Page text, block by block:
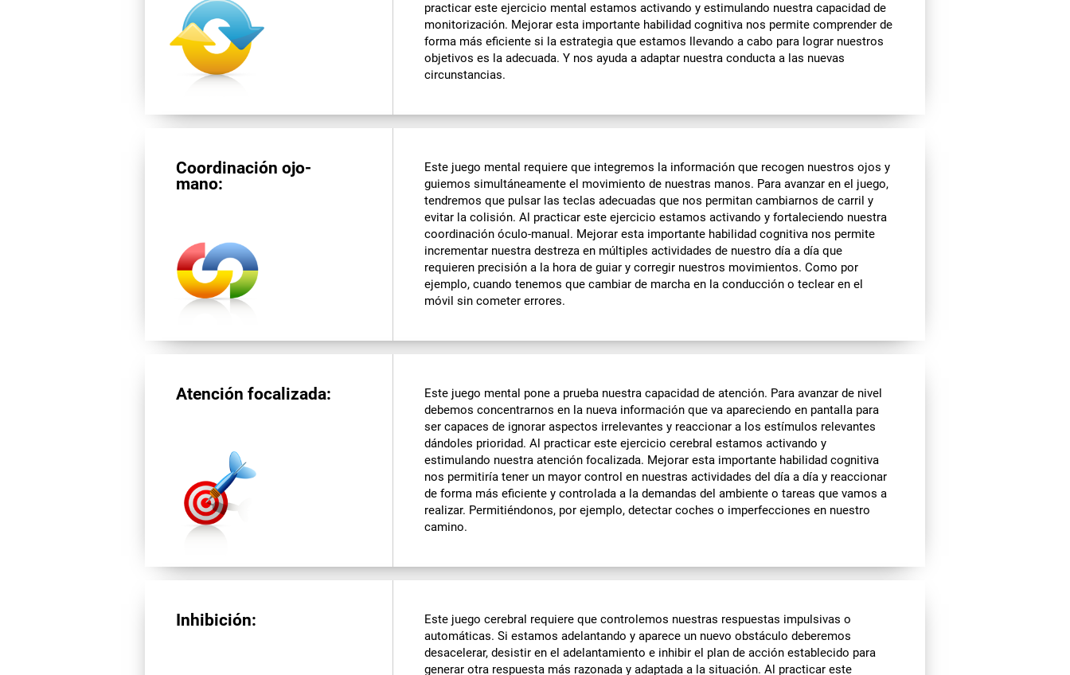
practicar este ejercicio mental estamos activando y estimulando nuestra capacidad de
monitorización. Mejorar esta importante habilidad cognitiva nos permite comprender de
forma más eficiente si la estrategia que estamos llevando a cabo para lograr nuestros
objetivos es la adecuada. Y nos ayuda a adaptar nuestra conducta a las nuevas
circunstancias.
Coordinación ojo-
mano:
Este juego mental requiere que integremos la información que recogen nuestros ojos y
guiemos simultáneamente el movimiento de nuestras manos. Para avanzar en el juego,
tendremos que pulsar las teclas adecuadas que nos permitan cambiarnos de carril y
evitar la colisión. Al practicar este ejercicio estamos activando y fortaleciendo nuestra
coordinación óculo-manual. Mejorar esta importante habilidad cognitiva nos permite
incrementar nuestra destreza en múltiples actividades de nuestro día a día que
requieren precisión a la hora de guiar y corregir nuestros movimientos. Como por
ejemplo, cuando tenemos que cambiar de marcha en la conducción o teclear en el
móvil sin cometer errores.
Atención focalizada:
Este juego mental pone a prueba nuestra capacidad de atención. Para avanzar de nivel
debemos concentrarnos en la nueva información que va apareciendo en pantalla para
ser capaces de ignorar aspectos irrelevantes y reaccionar a los estímulos relevantes
dándoles prioridad. Al practicar este ejercicio cerebral estamos activando y
estimulando nuestra atención focalizada. Mejorar esta importante habilidad cognitiva
nos permitiría tener un mayor control en nuestras actividades del día a día y reaccionar
de forma más eficiente y controlada a la demandas del ambiente o tareas que vamos a
realizar. Permitiéndonos, por ejemplo, detectar coches o imperfecciones en nuestro
camino.
Inhibición:
Este juego cerebral requiere que controlemos nuestras respuestas impulsivas o
automáticas. Si estamos adelantando y aparece un nuevo obstáculo deberemos
desacelerar, desistir en el adelantamiento e inhibir el plan de acción establecido para
generar otra respuesta más razonada y adaptada a la situación. Al practicar este